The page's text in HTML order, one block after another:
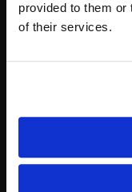
provided to them or
of their services.
Integration til løn
Håndtering af
30 dages gratis